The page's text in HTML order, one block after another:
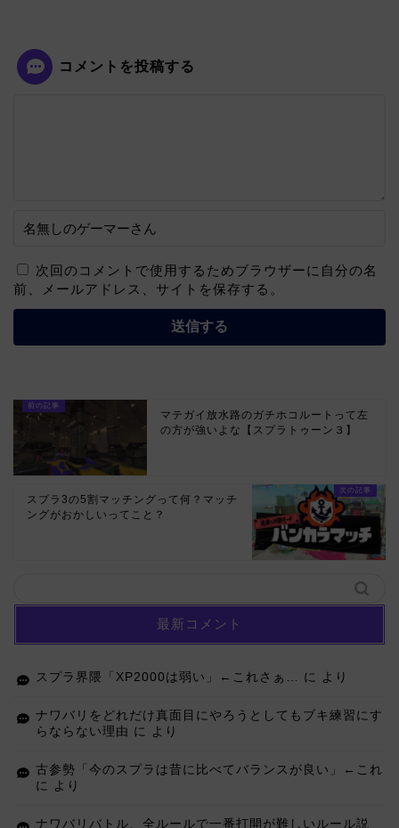
コメントを投稿する
次回のコメントで使用するためブラウザーに自分の名
前、メールアドレス、サイトを保存する。
マテガイ放水路のガチホコルートって左
の方が強いよな【スプラトゥーン３】
スプラ3の5割マッチングって何？マッチ
ングがおかしいってこと？
最新コメント
スプラ界隈「XP2000は弱い」←これさぁ… に より
ナワバリをどれだけ真面目にやろうとしてもブキ練習にす
らならない理由 に より
古参勢「今のスプラは昔に比べてバランスが良い」←これ
に
より
ナワバリバトル、全ルールで一番打開が難しいルール説